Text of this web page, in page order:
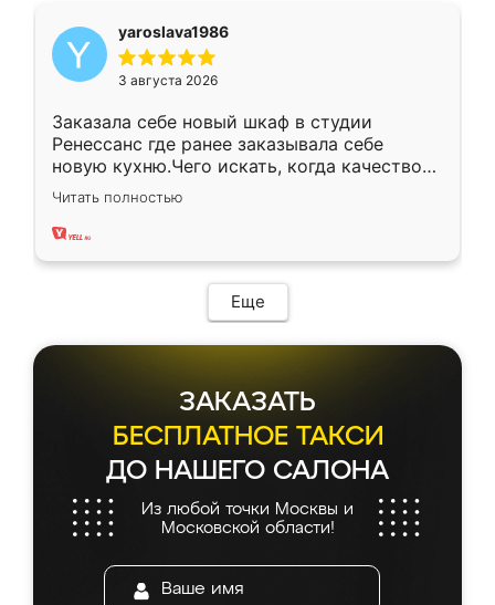
yaroslava1986
3 августа 2026
Заказала себе новый шкаф в студии
Ренессанс где ранее заказывала себе
новую кухню.Чего искать, когда качеством
вполне довольна. Служит кухня уже почти
два года, нареканий нет.
Читать полностью
Еще
ЗАКАЗАТЬ
БЕСПЛАТНОЕ ТАКСИ
ДО НАШЕГО САЛОНА
Из любой точки Москвы и
Московской области!